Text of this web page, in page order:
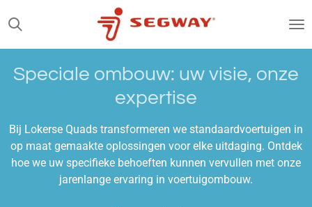
Ga
direct
naar
de
hoofdinhoud
Speciale ombouw: uw visie, onze
expertise
Bij Lokerse Quads transformeren we standaardvoertuigen in
op maat gemaakte oplossingen voor elke uitdaging. Ontdek
hoe we uw specifieke behoeften kunnen vervullen met onze
jarenlange ervaring in voertuigombouw.